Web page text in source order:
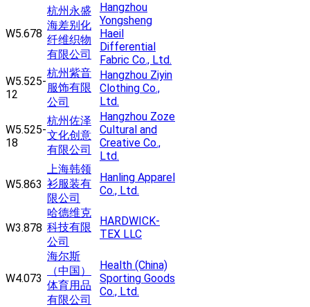
W5.678
杭州永盛
海差别化
纤维织物
有限公司
Hangzhou
Yongsheng
Haeil
Differential
Fabric Co., Ltd.
W5.525-
12
杭州紫音
服饰有限
公司
Hangzhou Ziyin
Clothing Co.,
Ltd.
W5.525-
18
杭州佐泽
文化创意
有限公司
Hangzhou Zoze
Cultural and
Creative Co.,
Ltd.
W5.863
上海韩领
衫服装有
限公司
Hanling Apparel
Co., Ltd.
W3.878
哈德维克
科技有限
公司
HARDWICK-
TEX LLC
W4.073
海尔斯
（中国）
体育用品
有限公司
Health (China)
Sporting Goods
Co., Ltd.